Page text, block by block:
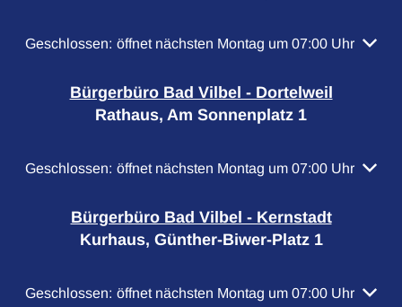
Klicken, um weitere Öffnungs- oder Schließzeiten
Geschlossen: öffnet nächsten Montag um 07:00 Uhr
Bürgerbüro Bad Vilbel - Dortelweil
Rathaus, Am Sonnenplatz 1
Klicken, um weitere Öffnungs- oder Schließzeiten
Geschlossen: öffnet nächsten Montag um 07:00 Uhr
Bürgerbüro Bad Vilbel - Kernstadt
Kurhaus, Günther-Biwer-Platz 1
Klicken, um weitere Öffnungs- oder Schließzeiten
Geschlossen: öffnet nächsten Montag um 07:00 Uhr